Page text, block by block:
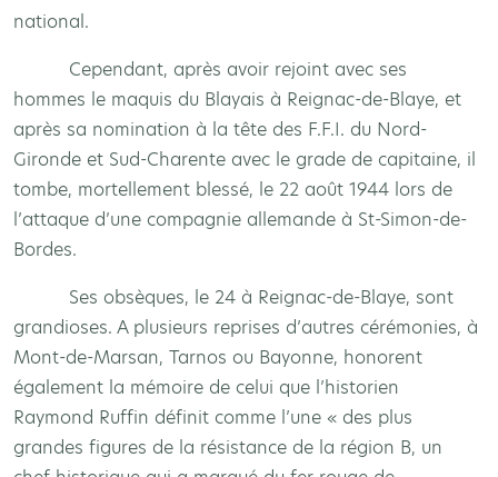
national.
Cependant, après avoir rejoint avec ses
hommes le maquis du Blayais à Reignac-de-Blaye, et
après sa nomination à la tête des F.F.I. du Nord-
Gironde et Sud-Charente avec le grade de capitaine, il
tombe, mortellement blessé, le 22 août 1944 lors de
l’attaque d’une compagnie allemande à St-Simon-de-
Bordes.
Ses obsèques, le 24 à Reignac-de-Blaye, sont
grandioses. A plusieurs reprises d’autres cérémonies, à
Mont-de-Marsan, Tarnos ou Bayonne, honorent
également la mémoire de celui que l’historien
Raymond Ruffin définit comme l’une « des plus
grandes figures de la résistance de la région B, un